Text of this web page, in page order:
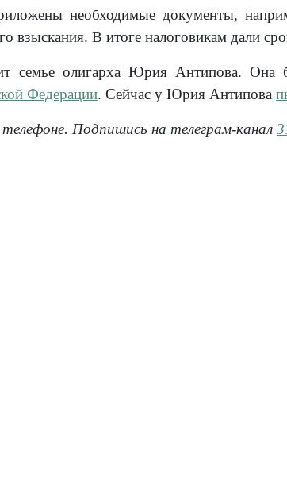
необходимые документы,
взыскания. В итоге налоговикам дали
семье олигарха Юрия Антипова.
Федерации. Сейчас у Юрия Антипова
Подпишись на телеграм-канал